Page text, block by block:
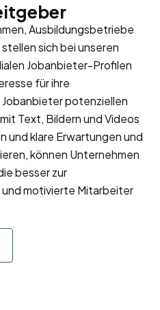
Ausbildungsbetriebe
sich bei unseren
Jobanbieter-Profilen
für ihre
Jobanbieter potenziellen
Text, Bildern und Videos
und klare Erwartungen und
können Unternehmen
besser zur
motivierte Mitarbeiter